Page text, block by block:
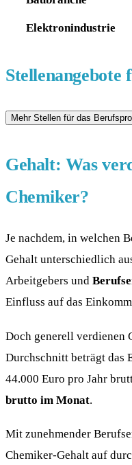
Elektronindustrie
Gehalt: Was
Chemiker?
Je nachdem, in welchen
Gehalt unterschiedlich
Arbeitgebers und
Einfluss auf das
Doch generell verdienen
Durchschnitt beträgt das
44.000 Euro pro Jahr
brutto im Monat.
Mit zunehmender
Chemiker-Gehalt auf